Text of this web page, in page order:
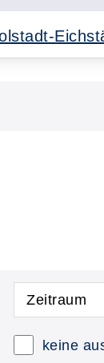
Zeitraum
keine